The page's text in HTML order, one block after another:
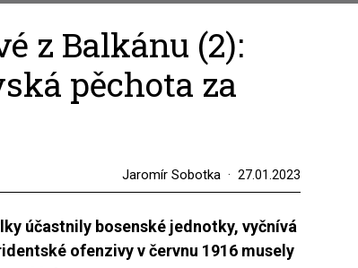
z Balkánu (2):
pěchota za
Jaromír Sobotka 27.01.2023
účastnily bosenské jednotky, vyčnívá
ofenzivy v červnu 1916 musely